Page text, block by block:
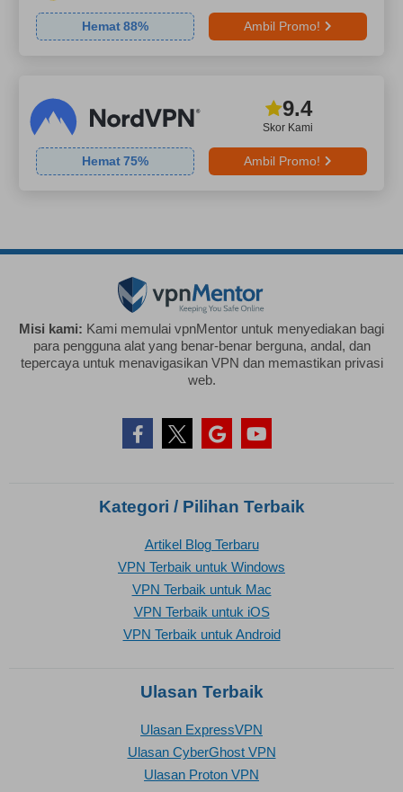
Hemat88% Ambil Promo!
Skor Kami
9.4
Hemat75% Ambil Promo!
Misi kami: Kami memulai vpnMentor untuk menyediakan bagi
para pengguna alat yang benar-benar berguna, andal, dan
tepercaya untuk menavigasikan VPN dan memastikan privasi
web.
Kategori / Pilihan Terbaik
Artikel Blog Terbaru
VPN Terbaik untuk Windows
VPN Terbaik untuk Mac
VPN Terbaik untuk iOS
VPN Terbaik untuk Android
Ulasan Terbaik
Ulasan ExpressVPN
Ulasan CyberGhost VPN
Ulasan Proton VPN